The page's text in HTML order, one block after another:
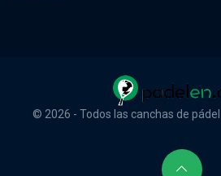
© 2026 - Todos las canchas de